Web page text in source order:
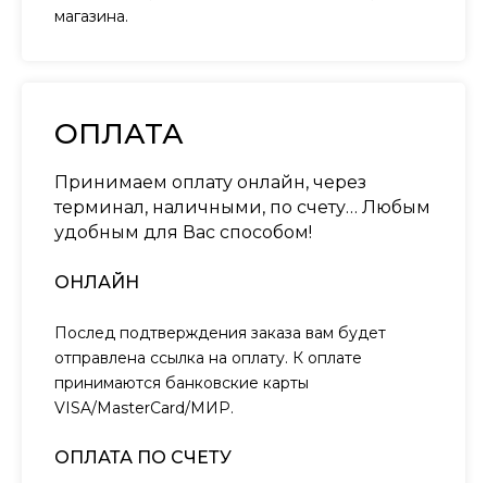
магазина.
ОПЛАТА
Принимаем оплату онлайн, через
терминал, наличными, по счету… Любым
удобным для Вас способом!
ОНЛАЙН
Послед подтверждения заказа вам будет
отправлена ссылка на оплату. К оплате
принимаются банковские карты
VISA/MasterCard/МИР.
ОПЛАТА ПО СЧЕТУ